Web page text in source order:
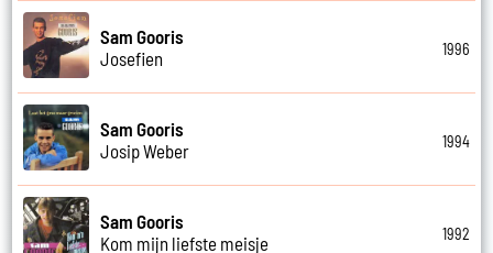
Sam Gooris
Josefien
1996
Sam Gooris
Josip Weber
1994
Sam Gooris
Kom mijn liefste meisje
1992